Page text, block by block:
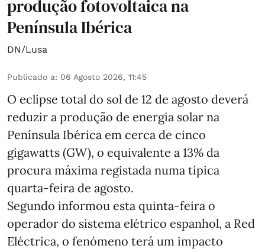
produção fotovoltaica na
Península Ibérica
DN/Lusa
Publicado a: 06 Agosto 2026, 11:45
O eclipse total do sol de 12 de agosto deverá
reduzir a produção de energia solar na
Península Ibérica em cerca de cinco
gigawatts (GW), o equivalente a 13% da
procura máxima registada numa típica
quarta-feira de agosto.
Segundo informou esta quinta-feira o
operador do sistema elétrico espanhol, a Red
Eléctrica, o fenómeno terá um impacto